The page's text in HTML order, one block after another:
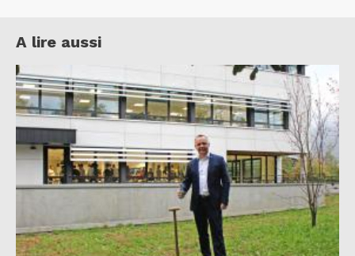
A lire aussi